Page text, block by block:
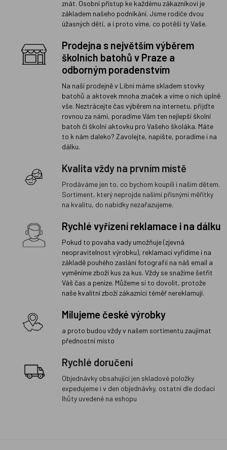
znát. Osobní přístup ke každému zákazníkovi je
základem našeho podnikání. Jsme rodiče dvou
úžasných dětí, a i proto víme, co potěší ty Vaše.
Prodejna s největším výběrem
školních batohů v Praze a
odborným poradenstvím
Na naší prodejně v Libni máme skladem stovky
batohů a aktovek mnoha značek a víme o nich úplně
vše. Neztrácejte čas výběrem na internetu, přijďte
rovnou za námi, poradíme Vám ten nejlepší školní
batoh či školní aktovku pro Vašeho školáka. Máte
to k nám daleko? Zavolejte, napište, poradíme i na
dálku.
Kvalita vždy na prvním místě
Prodáváme jen to, co bychom koupili i našim dětem.
Sortiment, který neprojde našimi přísnými měřítky
na kvalitu, do nabídky nezařazujeme.
Rychlé vyřízení reklamace i na dálku
Pokud to povaha vady umožňuje (zjevná
neopravitelnost výrobku), reklamaci vyřídíme i na
základě pouhého zaslání fotografií na náš email a
vyměníme zboží kus za kus. Vždy se snažíme šetřit
Váš čas a peníze. Můžeme si to dovolit, protože
naše kvalitní zboží zákazníci téměř nereklamují.
Milujeme české výrobky
a proto budou vždy v našem sortimentu zaujímat
přednostní místo
Rychlé doručení
Objednávky obsahující jen skladové položky
expedujeme i v den objednávky, ostatní dle dodací
lhůty uvedené na eshopu